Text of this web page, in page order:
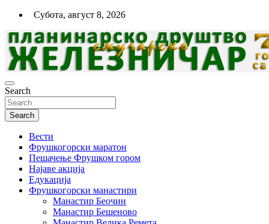
Skip
content
Субота, август 8, 2026
Планинарско спортско друштво
"Железничар"- Нови Сад
Search
Search
Вести
Фрушкогорски маратон
Пешачење Фрушком гором
Најаве акција
Едукација
Фрушкогорски манастири
Манастир Беочин
Манастир Бешеново